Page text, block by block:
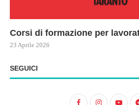
Corsi di formazione per
23 Aprile 2026
SEGUICI